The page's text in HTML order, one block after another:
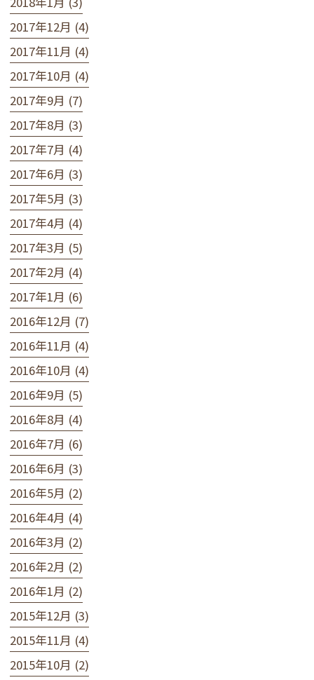
2017年12月 (4)
2017年11月 (4)
2017年10月 (4)
2017年9月 (7)
2017年8月 (3)
2017年7月 (4)
2017年6月 (3)
2017年5月 (3)
2017年4月 (4)
2017年3月 (5)
2017年2月 (4)
2017年1月 (6)
2016年12月 (7)
2016年11月 (4)
2016年10月 (4)
2016年9月 (5)
2016年8月 (4)
2016年7月 (6)
2016年6月 (3)
2016年5月 (2)
2016年4月 (4)
2016年3月 (2)
2016年2月 (2)
2016年1月 (2)
2015年12月 (3)
2015年11月 (4)
2015年10月 (2)